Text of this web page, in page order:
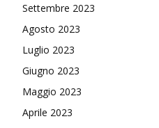
Settembre 2023
Agosto 2023
Luglio 2023
Giugno 2023
Maggio 2023
Aprile 2023